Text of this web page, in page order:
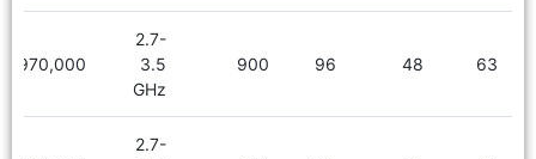
63
48
96
900
2.7-
3.5
GHz
8,970,000
2.7-